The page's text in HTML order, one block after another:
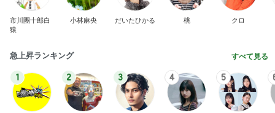
市川團十郎白
猿
小林麻央 だいたひかる 桃 クロ
急上昇ランキング すべて見る
1 2 3 4 5